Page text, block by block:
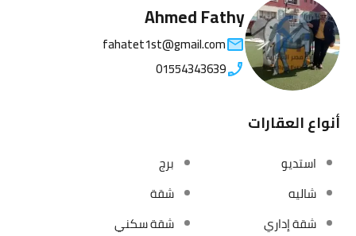
Ahmed Fathy
fahatet1st@gmail.com
01554343639
أنواع العقارات
استديو
برج
شاليه
شقة
شقة إداري
شقة سكني